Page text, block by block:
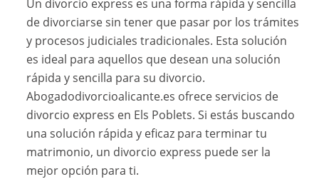
Un divorcio express es una forma rápida y sencilla
de divorciarse sin tener que pasar por los trámites
y procesos judiciales tradicionales. Esta solución
es ideal para aquellos que desean una solución
rápida y sencilla para su divorcio.
Abogadodivorcioalicante.es ofrece servicios de
divorcio express en Els Poblets. Si estás buscando
una solución rápida y eficaz para terminar tu
matrimonio, un divorcio express puede ser la
mejor opción para ti.